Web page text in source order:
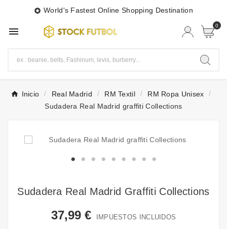
 World's Fastest Online Shopping Destination
 0
Inicio Real Madrid RM Textil
RM Ropa Unisex
Sudadera Real Madrid graffiti Collections
Sudadera Real Madrid Graffiti Collections
37,99 € IMPUESTOS INCLUIDOS